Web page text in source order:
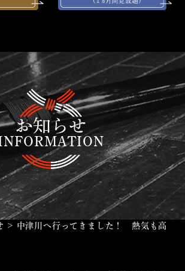
お知らせ
> 中津川へ行ってきました！ 熱気も高